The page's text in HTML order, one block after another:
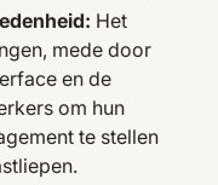
Het
mede door
en de
om hun
te stellen